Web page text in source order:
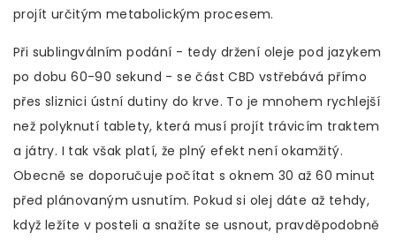
projít určitým metabolickým procesem.
Při sublingválním podání - tedy držení oleje pod jazykem
po dobu 60-90 sekund - se část CBD vstřebává přímo
přes sliznici ústní dutiny do krve. To je mnohem rychlejší
než polyknutí tablety, která musí projít trávicím traktem
a játry. I tak však platí, že plný efekt není okamžitý.
Obecně se doporučuje počítat s oknem 30 až 60 minut
před plánovaným usnutím. Pokud si olej dáte až tehdy,
když ležíte v posteli a snažíte se usnout, pravděpodobně